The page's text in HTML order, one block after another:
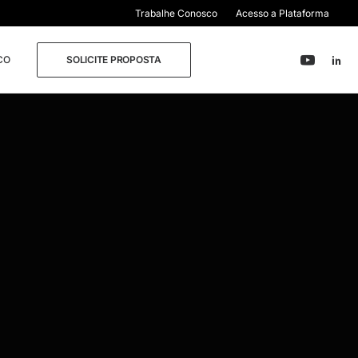
Trabalhe Conosco Acesso a Plataforma
SOLICITE PROPOSTA